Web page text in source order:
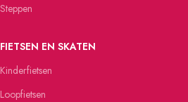
Steppen
FIETSEN EN SKATEN
Kinderfietsen
Loopfietsen